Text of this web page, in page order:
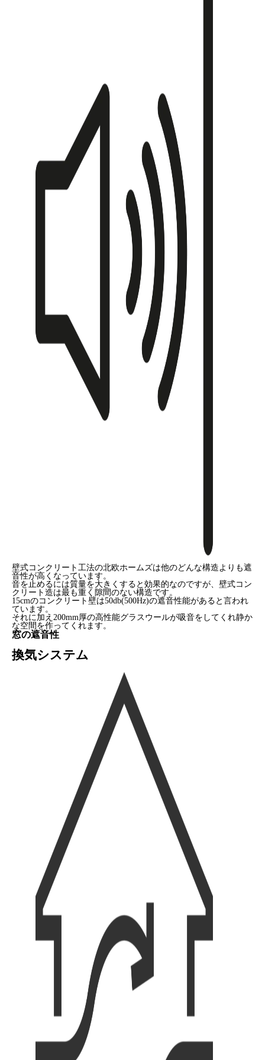
壁式コンクリート工法の北欧ホームズは他のどんな構造よりも遮
音性が高くなっています。
音を止めるには質量を大きくすると効果的なのですが、壁式コン
クリート造は最も重く隙間のない構造です。
15cmのコンクリート壁は50db(500Hz)の遮音性能があると言われ
ています。
それに加え200mm厚の高性能グラスウールが吸音をしてくれ静か
な空間を作ってくれます。
窓の遮音性
換気システム